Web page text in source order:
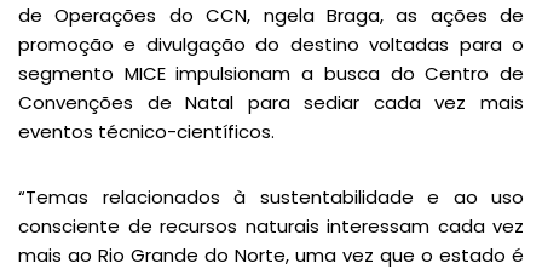
de Operações do CCN, ngela Braga, as ações de
promoção e divulgação do destino voltadas para o
segmento MICE impulsionam a busca do Centro de
Convenções de Natal para sediar cada vez mais
eventos técnico-científicos.
“Temas relacionados à sustentabilidade e ao uso
consciente de recursos naturais interessam cada vez
mais ao Rio Grande do Norte, uma vez que o estado é